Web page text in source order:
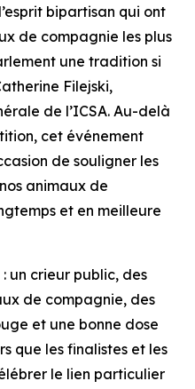
bipartisan qui ont
de compagnie les plus
une tradition si
Filejski,
de l’ICSA. Au-delà
cet événement
de souligner les
animaux de
et en meilleure
un crieur public, des
de compagnie, des
et une bonne dose
que les finalistes et les
le lien particulier